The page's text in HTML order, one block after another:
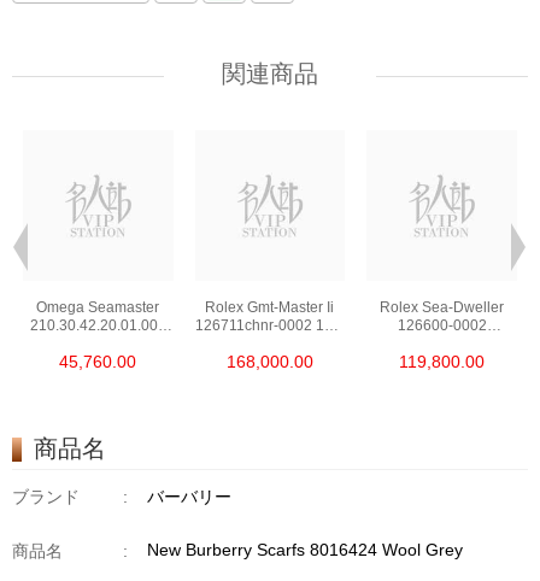
関連商品
Omega Seamaster
210.30.42.20.01.002
Edition
45,760.00
Rolex Gmt-Master Ii
126711chnr-0002 18kt
168,000.00
Rolex Sea-Dweller
126600-0002
119,800.00
商品名
ブランド : バーバリー
商品名 : New Burberry Scarfs 8016424 Wool Grey